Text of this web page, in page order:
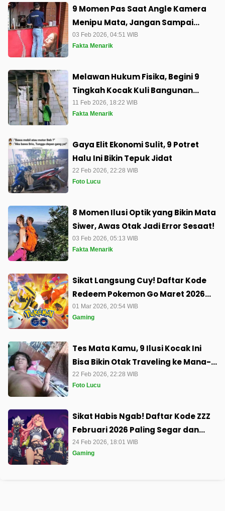
9 Momen Pas Saat Angle Kamera
Menipu Mata, Jangan Sampai
Pikiranmu Jadi Ng*res!
03 Feb 2026, 04:51 WIB
Fakta Menarik
Melawan Hukum Fisika, Begini 9
Tingkah Kocak Kuli Bangunan
dengan Tangga Ajaibnya
11 Feb 2026, 18:22 WIB
Fakta Menarik
Gaya Elit Ekonomi Sulit, 9 Potret
Halu Ini Bikin Tepuk Jidat
22 Feb 2026, 22:28 WIB
Foto Lucu
8 Momen Ilusi Optik yang Bikin Mata
Siwer, Awas Otak Jadi Error Sesaat!
03 Feb 2026, 05:13 WIB
Fakta Menarik
Sikat Langsung Cuy! Daftar Kode
Redeem Pokemon Go Maret 2026
Paling Gacor Bonusnya
01 Mar 2026, 20:54 WIB
Gaming
Tes Mata Kamu, 9 Ilusi Kocak Ini
Bisa Bikin Otak Traveling ke Mana-
Mana
22 Feb 2026, 22:28 WIB
Foto Lucu
Sikat Habis Ngab! Daftar Kode ZZZ
Februari 2026 Paling Segar dan
Cara Super Gampang Buat Klaim
24 Feb 2026, 18:01 WIB
Gaming